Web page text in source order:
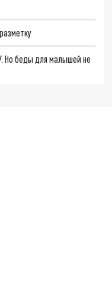
Но беды для малышей не